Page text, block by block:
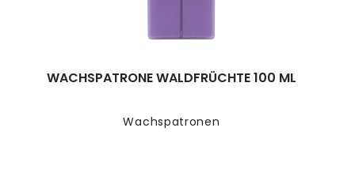
Wachspatronen
WACHSPATRONE WALDFRÜCHTE 100 ML